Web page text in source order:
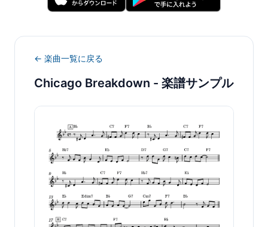
← 楽曲一覧に戻る
Chicago Breakdown - 楽譜サンプル